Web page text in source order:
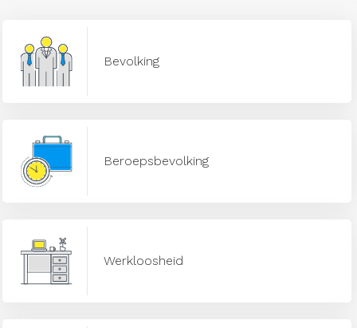
Bevolking
Beroepsbevolking
Werkloosheid